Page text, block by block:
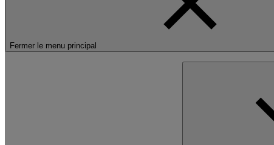
Fermer le menu principal